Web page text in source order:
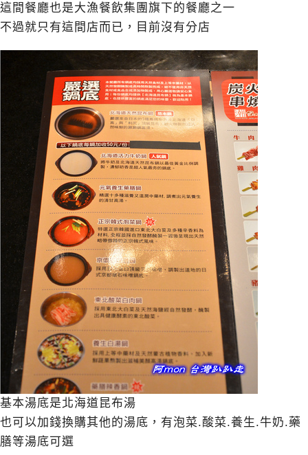
這間餐廳也是大漁餐飲集團旗下的餐廳之一
不過就只有這間店而已，目前沒有分店
基本湯底是北海道昆布湯
也可以加錢換購其他的湯底，有泡菜.酸菜.養生.牛奶.藥
膳等湯底可選